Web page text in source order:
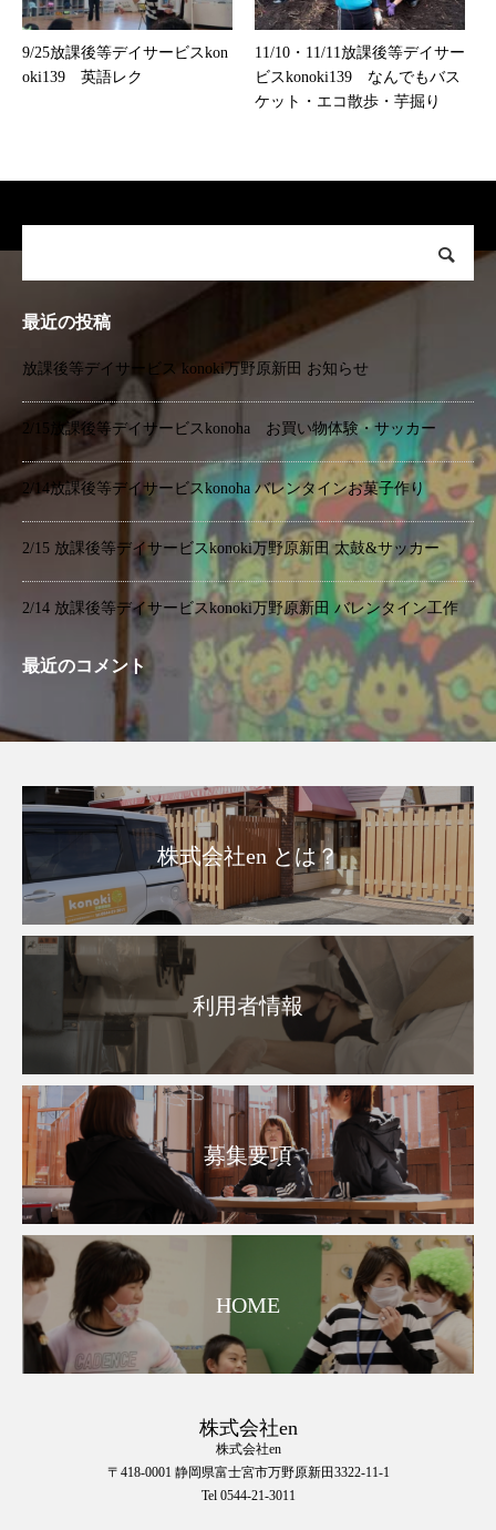
9/25放課後等デイサービスkon
oki139 英語レク
11/10・11/11放課後等デイサー
ビスkonoki139 なんでもバス
ケット・エコ散歩・芋掘り
最近の投稿
放課後等デイサービス konoki万野原新田 お知らせ
2/15放課後等デイサービスkonoha お買い物体験・サッカー
2/14放課後等デイサービスkonoha バレンタインお菓子作り
2/15 放課後等デイサービスkonoki万野原新田 太鼓&サッカー
2/14 放課後等デイサービスkonoki万野原新田 バレンタイン工作
最近のコメント
株式会社en とは？
利用者情報
募集要項
HOME
株式会社en
株式会社en
〒418-0001 静岡県富士宮市万野原新田3322-11-1
Tel 0544-21-3011